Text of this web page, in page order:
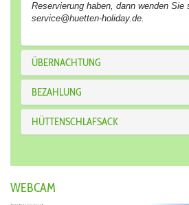
Reservierung haben, dann wenden
service@huetten-holiday.de.
ÜBERNACHTUNG
BEZAHLUNG
HÜTTENSCHLAFSACK
WEBCAM